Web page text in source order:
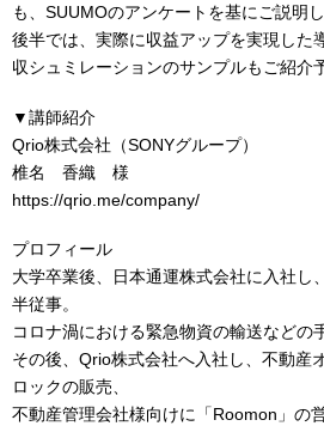
も、SUUMOのアンケートを基にご説明し
後半では、実際に収益アップを実現した
収シュミレーションのサンプルもご紹介
▼講師紹介
Qrio株式会社（SONYグループ）
椎名 香織 様
https://qrio.me/company/
プロフィール
大学卒業後、日本通運株式会社に入社し
半従事。
コロナ渦における緊急物資の輸送などの
その後、Qrio株式会社へ入社し、不動産
ロックの販売、
不動産管理会社様向けに「Roomon」の